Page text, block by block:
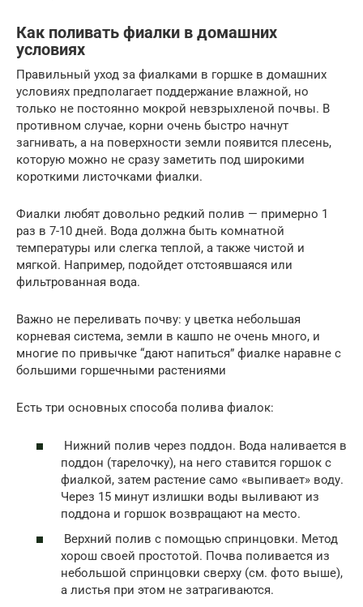
Как поливать фиалки в домашних
условиях
Правильный уход за фиалками в горшке в домашних
условиях предполагает поддержание влажной, но
только не постоянно мокрой невзрыхленой почвы. В
противном случае, корни очень быстро начнут
загнивать, а на поверхности земли появится плесень,
которую можно не сразу заметить под широкими
короткими листочками фиалки.
Фиалки любят довольно редкий полив — примерно 1
раз в 7-10 дней. Вода должна быть комнатной
температуры или слегка теплой, а также чистой и
мягкой. Например, подойдет отстоявшаяся или
фильтрованная вода.
Важно не переливать почву: у цветка небольшая
корневая система, земли в кашпо не очень много, и
многие по привычке “дают напиться” фиалке наравне с
большими горшечными растениями
Есть три основных способа полива фиалок:
Нижний полив через поддон. Вода наливается в
поддон (тарелочку), на него ставится горшок с
фиалкой, затем растение само «выпивает» воду.
Через 15 минут излишки воды выливают из
поддона и горшок возвращают на место.
Верхний полив с помощью спринцовки. Метод
хорош своей простотой. Почва поливается из
небольшой спринцовки сверху (см. фото выше),
а листья при этом не затрагиваются.